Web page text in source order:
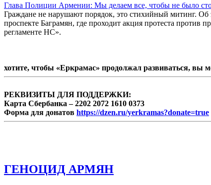
Глава Полиции Армении: Мы делаем все, чтобы не было
Граждане не нарушают порядок, это стихийный митинг.
проспекте Баграмян, где проходит акция протеста против
регламенте НС».
хотите, чтобы «Еркрамас» продолжал развиваться, вы
РЕКВИЗИТЫ ДЛЯ ПОДДЕРЖКИ:
Карта Сбербанка – 2202 2072 1610 0373
Форма для донатов https://dzen.ru/yerkramas?donate=true
ГЕНОЦИД АРМЯН